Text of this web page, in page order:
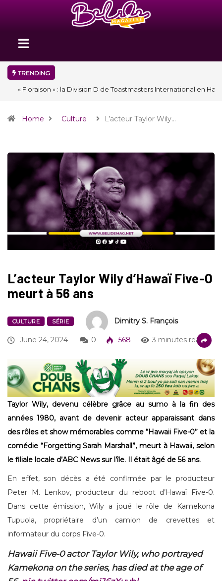
TRENDING
« Floraison » : la Division D de Toastmasters International en Haïti
Home Culture L’acteur Taylor Wily…
L’acteur Taylor Wily d’Hawaï Five-O
meurt à 56 ans
CULTURE SÉRIE Dimitry S. François
June 24, 2024 0 568 3 minutes read
Taylor Wily, devenu célèbre grâce au sumo à la fin des
années 1980, avant de devenir acteur apparaissant dans
des rôles et show mémorables comme “Hawaii Five-0” et la
comédie “Forgetting Sarah Marshall”, meurt à Hawaii, selon
le filiale locale d’ABC News sur l’île. Il était âgé de 56 ans.
En effet, son décès a été confirmée par le producteur
Peter M. Lenkov, producteur du reboot d’Hawaï Five-0.
Dans cette émission, Wily a joué le rôle de Kamekona
Tupuola, propriétaire d’un camion de crevettes et
informateur du corps Five-0.
Hawaii Five-0 actor Taylor Wily, who portrayed
Kamekona on the series, has died at the age of